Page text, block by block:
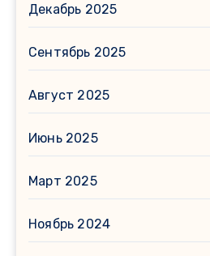
Декабрь 2025
Сентябрь 2025
Август 2025
Июнь 2025
Март 2025
Ноябрь 2024